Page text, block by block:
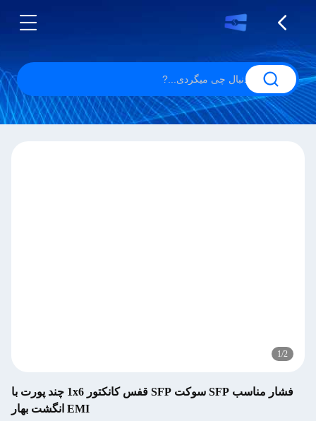
1/2
فشار مناسب SFP سوکت SFP قفس کانکتور 1x6 چند پورت با
EMI انگشت بهار